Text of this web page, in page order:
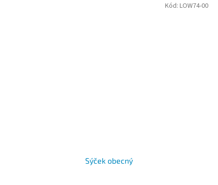
Sýček obecný
Kód: LOW74-00